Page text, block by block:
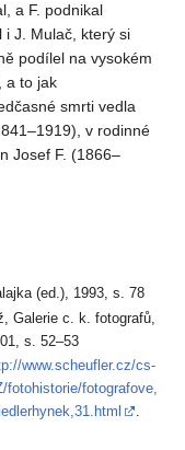
a F. podnikal
i J. Mulač, který si
podílel na vysokém
a to jak
smrti vedla
v rodinné
Josef F. (1866–
(ed.), 1993, s. 78
Galerie c. k. fotografů,
s. 52–53
www.scheufler.cz/cs-
fotohistorie/fotografove,